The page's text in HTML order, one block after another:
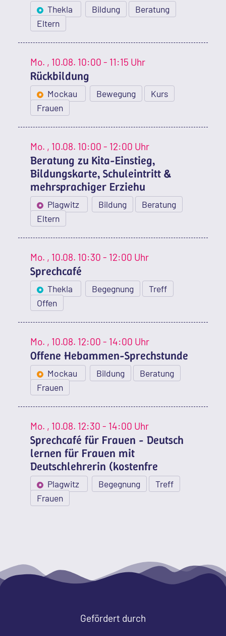
Thekla Bildung
Beratung
Eltern
Mo. , 10.08. 10:00 - 11:15 Uhr
Rückbildung
Mockau Bewegung
Kurs
Frauen
Mo. , 10.08. 10:00 - 12:00 Uhr
Beratung zu Kita-Einstieg,
Bildungskarte, Schuleintritt &
mehrsprachiger Erziehu
Plagwitz Bildung
Beratung
Eltern
Mo. , 10.08. 10:30 - 12:00 Uhr
Sprechcafé
Thekla Begegnung
Treff
Offen
Mo. , 10.08. 12:00 - 14:00 Uhr
Offene Hebammen-Sprechstunde
Mockau Bildung
Beratung
Frauen
Mo. , 10.08. 12:30 - 14:00 Uhr
Sprechcafé für Frauen - Deutsch
lernen für Frauen mit
Deutschlehrerin (kostenfre
Plagwitz Begegnung
Treff
Frauen
Gefördert durch